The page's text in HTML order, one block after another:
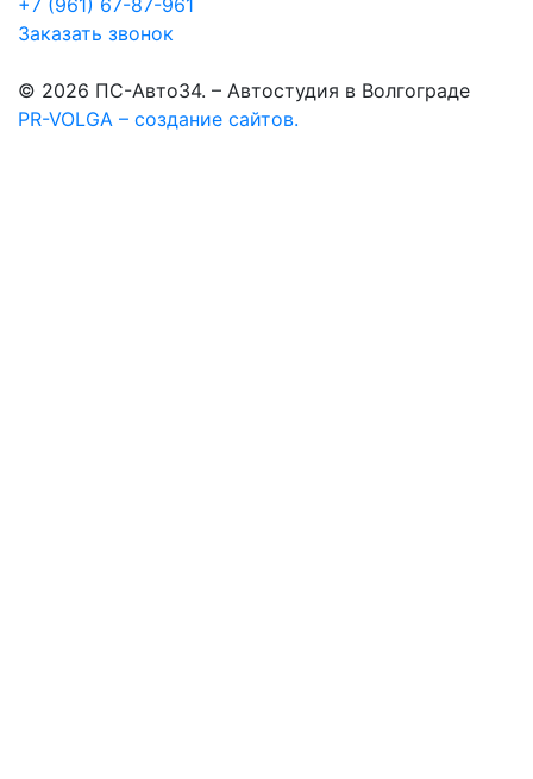
Заказать звонок
© 2026 ПС-Авто34. – Автостудия в Волгограде
PR-VOLGA – создание сайтов.